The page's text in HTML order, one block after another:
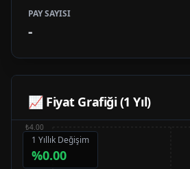
PAY SAYISI
-
📈 Fiyat Grafiği (1 Yıl)
1 Yıllık Değişim
%0.00
₺4.00